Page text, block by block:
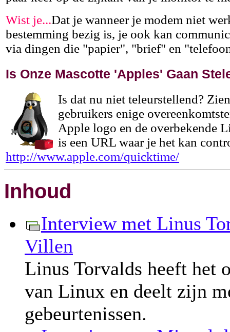
Wist je...Dat je wanneer je modem niet
bestemming bezig is, je ook kan
via dingen die "papier", "brief" en
Is Onze Mascotte 'Apples' Gaan
Is dat nu niet teleurstellend?
gebruikers enige
Apple logo en de overbekende
is een URL waar je het kan
http://www.apple.com/quicktime/
Inhoud
Interview met Linus
Villen
Linus Torvalds heeft het
van Linux en deelt zijn
gebeurtenissen.